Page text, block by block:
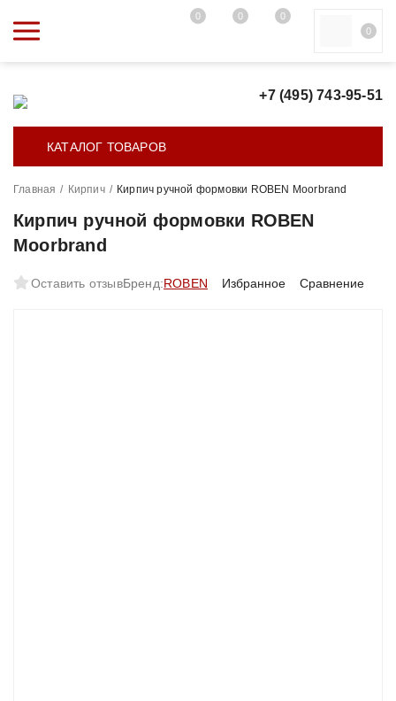
0 0
0
0
+7 (495) 743-95-51
КАТАЛОГ ТОВАРОВ
Главная / Кирпич / Кирпич ручной формовки ROBEN Moorbrand
Кирпич ручной формовки ROBEN
Moorbrand
Оставить отзывБренд:ROBEN Избранное Сравнение